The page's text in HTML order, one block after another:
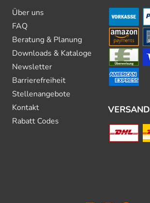
Über uns
FAQ
Beratung & Planung
Downloads & Kataloge
Newsletter
Barrierefreiheit
Stellenangebote
Kontakt
Rabatt Codes
VERSAND